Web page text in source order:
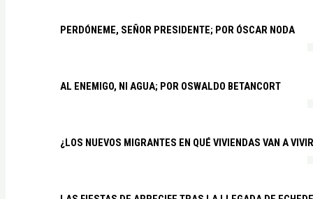
PERDÓNEME, SEÑOR PRESIDENTE; POR ÓSCAR NODA
AL ENEMIGO, NI AGUA; POR OSWALDO BETANCORT
¿LOS NUEVOS MIGRANTES EN QUÉ VIVIENDAS VAN A